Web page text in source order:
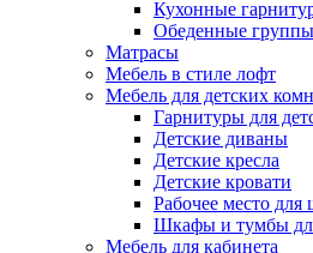
Кухонные
Обеденные группы
Матрасы
Мебель в стиле лофт
Мебель для детских
Гарнитуры для
Детские диваны
Детские кресла
Детские кровати
Рабочее место для
Шкафы и тумбы
Мебель для кабинета